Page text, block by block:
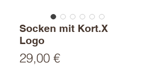
Socken mit Kort.X
Logo
29,00 €Preis